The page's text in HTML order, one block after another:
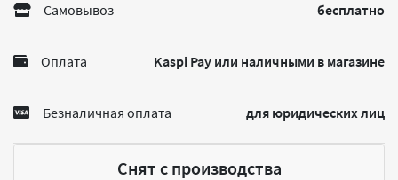
Самовывоз бесплатно
Оплата Kaspi Pay или наличными в магазине
Безналичная оплата для юридических лиц
Снят с производства